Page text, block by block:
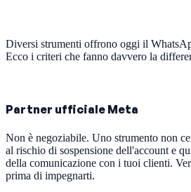
Diversi strumenti offrono oggi il
Ecco i criteri che fanno davvero la
Partner ufficiale Meta
Non è negoziabile. Uno strumento non
al rischio di sospensione dell'account e
della comunicazione con i tuoi clienti.
prima di impegnarti.